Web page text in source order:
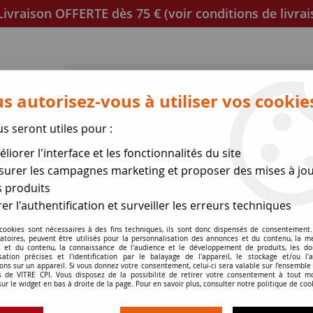
OFFERTE dès 75 € (voir conditions de
Mica et joint à découper Joints de porte
des expéditions le 17
mm
Gaine en
Soyez le premier à donner
autorisez-vous à utiliser vos
seront utiles pour :
l'interface et les fonctionnalités du site
les campagnes marketing et proposer des mises à
produits
l'authentification et surveiller les erreurs techniques
sont nécessaires à des fins techniques, ils sont donc dispensés de
peuvent être utilisés pour la personnalisation des annonces et du contenu, la
et du contenu, la connaissance de l'audience et le développement de produits, les
précises et l'identification par le balayage de l'appareil, le stockage et/ou
sur un appareil. Si vous donnez votre consentement, celui-ci sera valable sur l’ensemble
de VITRE CPI. Vous disposez de la possibilité de retirer votre consentement à tout
le widget en bas à droite de la page. Pour en savoir plus, consulter notre politique de